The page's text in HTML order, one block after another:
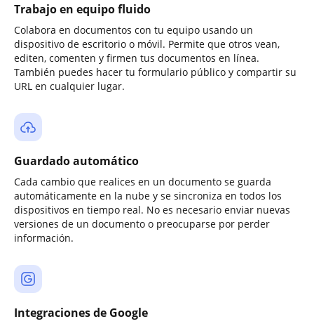
Trabajo en equipo fluido
Colabora en documentos con tu equipo usando un
dispositivo de escritorio o móvil. Permite que otros vean,
editen, comenten y firmen tus documentos en línea.
También puedes hacer tu formulario público y compartir su
URL en cualquier lugar.
Guardado automático
Cada cambio que realices en un documento se guarda
automáticamente en la nube y se sincroniza en todos los
dispositivos en tiempo real. No es necesario enviar nuevas
versiones de un documento o preocuparse por perder
información.
Integraciones de Google